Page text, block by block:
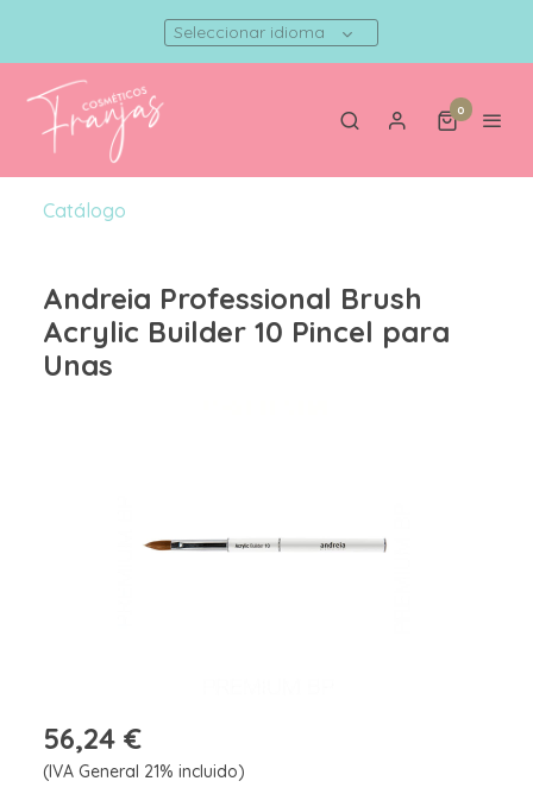
Seleccionar idioma
0
Catálogo
Andreia Professional Brush
Acrylic Builder 10 Pincel para
Unas
56,24 €
(IVA General 21% incluido)